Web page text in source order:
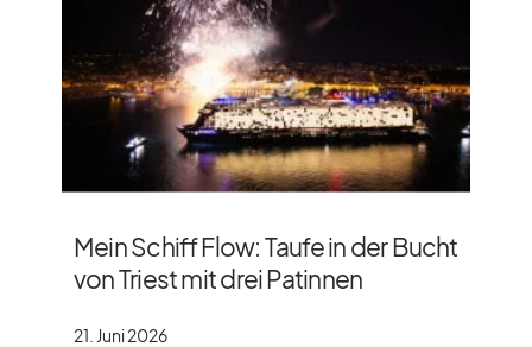
Mein Schiff Flow: Taufe in der Bucht
von Triest mit drei Patinnen
21. Juni 2026